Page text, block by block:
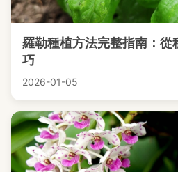
羅勒種植方法完整指南：從
巧
2026-01-05